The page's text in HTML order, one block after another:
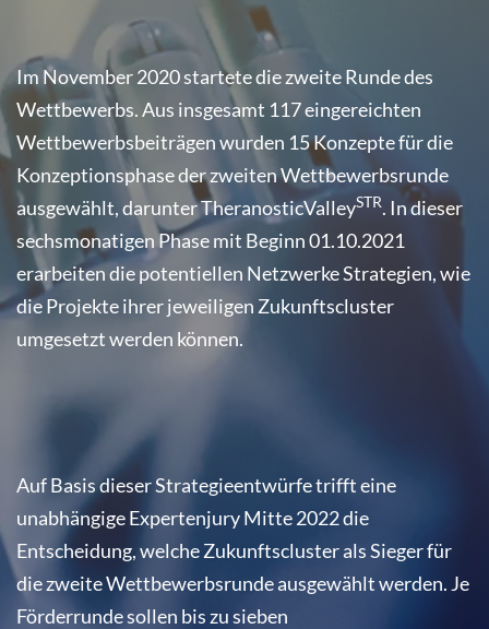
Im November 2020 startete die zweite Runde des
Wettbewerbs. Aus insgesamt 117 eingereichten
Wettbewerbsbeiträgen wurden 15 Konzepte für die
Konzeptionsphase der zweiten Wettbewerbsrunde
ausgewählt, darunter TheranosticValleySTR. In dieser
sechsmonatigen Phase mit Beginn 01.10.2021
erarbeiten die potentiellen Netzwerke Strategien, wie
die Projekte ihrer jeweiligen Zukunftscluster
umgesetzt werden können.
Auf Basis dieser Strategieentwürfe trifft eine
unabhängige Expertenjury Mitte 2022 die
Entscheidung, welche Zukunftscluster als Sieger für
die zweite Wettbewerbsrunde ausgewählt werden. Je
Förderrunde sollen bis zu sieben